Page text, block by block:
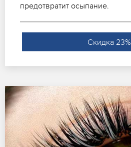
предотвратит осыпание.
Скидка 23%